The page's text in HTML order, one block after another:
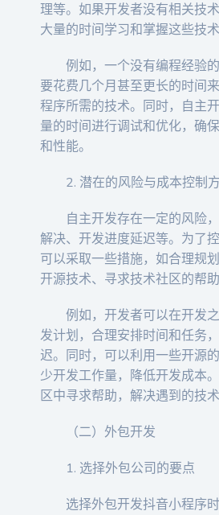
理等。如果开发者没有相关技
大量的时间学习和掌握这些技术
例如，一个没有编程经验
要花费几个月甚至更长的时间
程序所需的技术。同时，自主
量的时间进行调试和优化，确
和性能。
2. 潜在的风险与成本控制
自主开发存在一定的风险
解决、开发进度延迟等。为了
可以采取一些措施，如合理规
开源技术、寻求技术社区的帮助
例如，开发者可以在开发
发计划，合理安排时间和任务
迟。同时，可以利用一些开源
少开发工作量，降低开发成本
区中寻求帮助，解决遇到的技术
（二）外包开发
1. 选择外包公司的要点
选择外包开发抖音小程序